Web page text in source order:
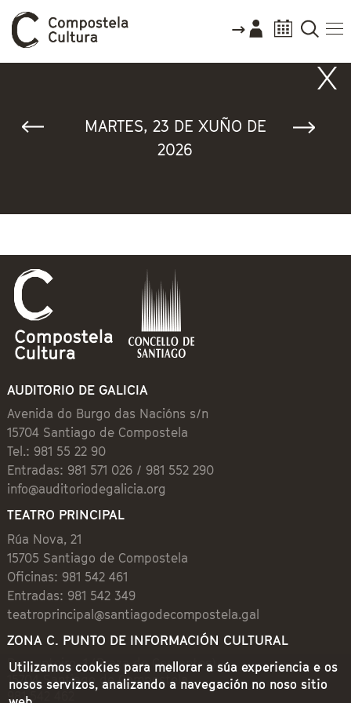
MARTES, 23 DE XUÑO DE
2026
AUDITORIO DE GALICIA
Avenida do Burgo das Nacións s/n
15704 Santiago de Compostela
Tel.: 981 55 22 90
Entradas: 981 571 026 / 981 552 290
info@auditoriodegalicia.org
TEATRO PRINCIPAL
Rúa Nova, 21
15705 Santiago de Compostela
Oficinas: 981 542 461
Entradas: 981 542 349
teatroprincipal@santiagodecompostela.gal
ZONA C. PUNTO DE INFORMACIÓN CULTURAL
Preguntoiro, 1 (Praza de Cervantes)
15704 Santiago de Compostela
981 542 462
Utilizamos cookies para mellorar a súa experiencia e os
nosos servizos, analizando a navegación no noso sitio